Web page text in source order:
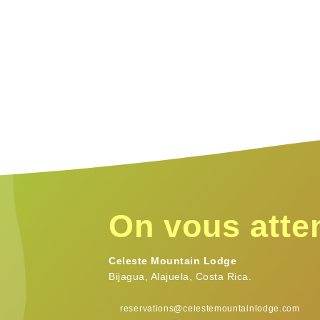
On vous
Celeste Mountain Lodge
Bijagua, Alajuela, Costa Rica.
reservations@celestemountainlodge.com